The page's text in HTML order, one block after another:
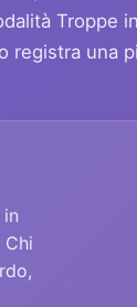
Troppe
registra una